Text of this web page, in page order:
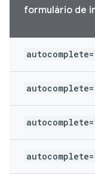
formulário de